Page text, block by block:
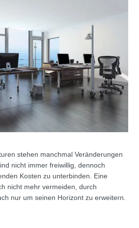
stehen manchmal Veränderungen
nicht immer freiwillig, dennoch
Kosten zu unterbinden. Eine
nicht mehr vermeiden, durch
nur um seinen Horizont zu erweitern.